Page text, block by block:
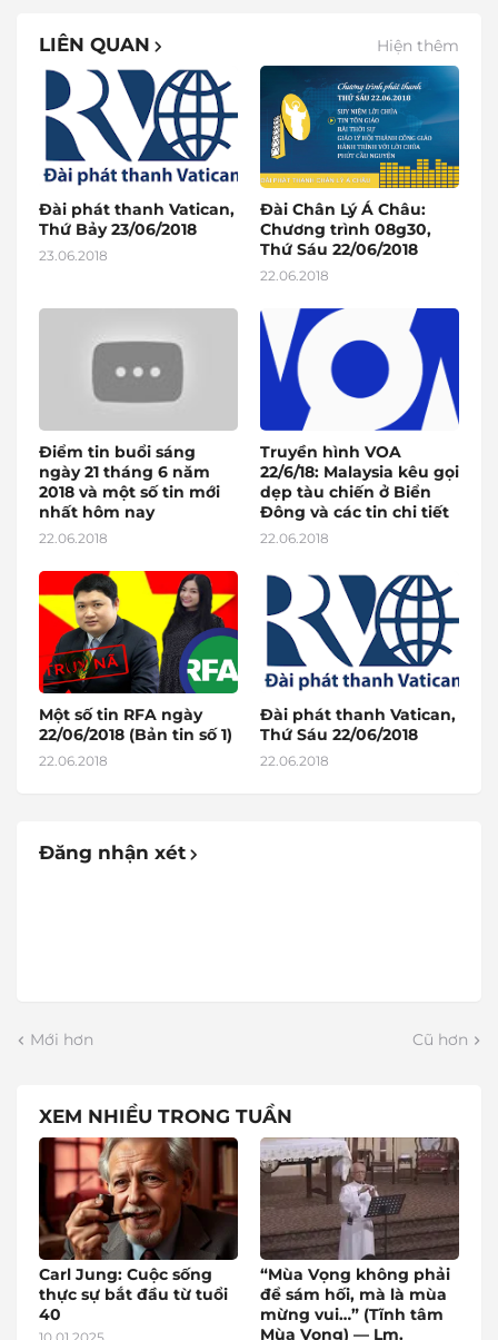
LIÊN QUAN Hiện thêm
Đài phát thanh Vatican,
Thứ Bảy 23/06/2018
23.06.2018
Đài Chân Lý Á Châu:
Chương trình 08g30,
Thứ Sáu 22/06/2018
22.06.2018
Điểm tin buổi sáng
ngày 21 tháng 6 năm
2018 và một số tin mới
nhất hôm nay
22.06.2018
Truyền hình VOA
22/6/18: Malaysia kêu gọi
dẹp tàu chiến ở Biển
Đông và các tin chi tiết
22.06.2018
Một số tin RFA ngày
22/06/2018 (Bản tin số 1)
22.06.2018
Đài phát thanh Vatican,
Thứ Sáu 22/06/2018
22.06.2018
Đăng nhận xét
Mới hơn Cũ hơn
XEM NHIỀU TRONG TUẦN
Carl Jung: Cuộc sống
thực sự bắt đầu từ tuổi
40
“Mùa Vọng không phải
để sám hối, mà là mùa
mừng vui…” (Tĩnh tâm
Mùa Vọng) — Lm.